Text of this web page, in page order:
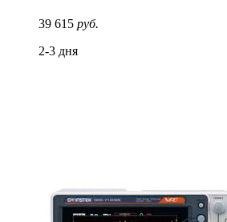
39 615 руб.
2-3 дня